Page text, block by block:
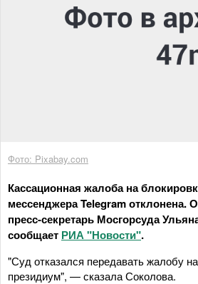
Фото: Pixabay.com
Кассационная жалоба на
мессенджера Telegram отклонена.
пресс-секретарь Мосгорсуда
сообщает РИА "Новости".
"Суд отказался передавать жалобу
президиум", — сказала Соколова.